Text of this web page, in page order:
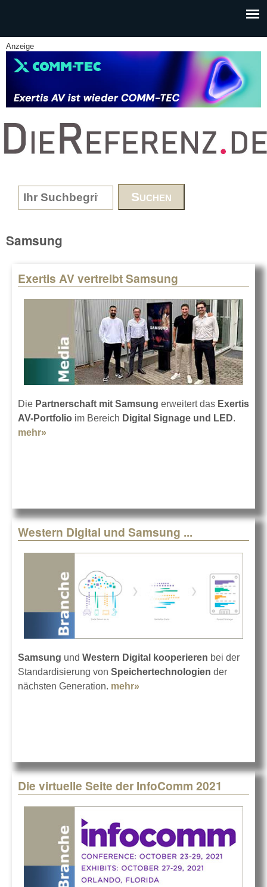
Anzeige
www.DieReferenz.de
Search form
Samsung
Exertis AV vertreibt Samsung
Die Partnerschaft mit Samsung erweitert das Exertis
AV-Portfolio im Bereich Digital Signage und LED.
mehr»
Western Digital und Samsung ...
Samsung und Western Digital kooperieren bei der
Standardisierung von Speichertechnologien der
nächsten Generation. mehr»
Die virtuelle Seite der InfoComm 2021